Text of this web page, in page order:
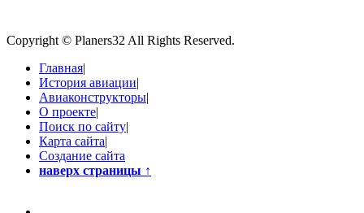
Copyright © Planers32 All Rights Reserved.
Главная|
История авиации|
Авиаконструкторы|
О проекте|
Поиск по сайту|
Карта сайта|
Создание сайта
наверх страницы ↑